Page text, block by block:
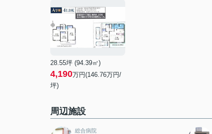
28.55坪 (94.39㎡)
4,190万円(146.76万円/
坪)
周辺施設
総合病院